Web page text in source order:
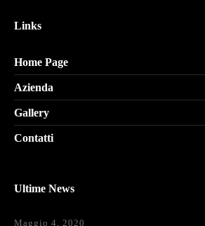
Links
Home Page
Azienda
Gallery
Contatti
Ultime News
Maggio 4, 2020